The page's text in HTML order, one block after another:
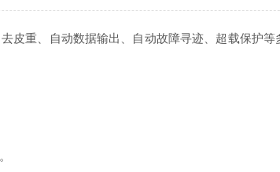
重、自动数据输出、自动故障寻迹、超载保护等